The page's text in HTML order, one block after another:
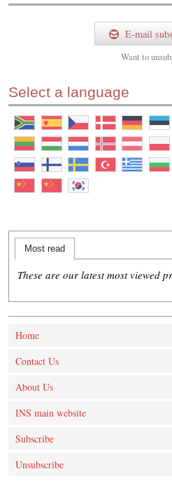
E-mail
Want to
Select a language
Most read
These are our latest most viewed
Home
Contact Us
About Us
INS main website
Subscribe
Unsubscribe